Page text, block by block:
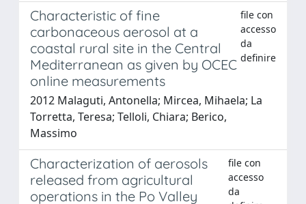
Characteristic of fine
carbonaceous aerosol at a
coastal rural site in the Central
Mediterranean as given by OCEC
online measurements
file con
accesso
da
definire
2012 Malaguti, Antonella; Mircea, Mihaela; La
Torretta, Teresa; Telloli, Chiara; Berico,
Massimo
Characterization of aerosols
released from agricultural
operations in the Po Valley
file con
accesso
da